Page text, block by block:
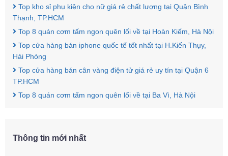
Top kho sỉ phụ kiện cho nữ giá rẻ chất lượng tại Quận Bình
Thạnh, TP.HCM
Top 8 quán cơm tấm ngon quên lối về tại Hoàn Kiếm, Hà Nội
Top cửa hàng bán iphone quốc tế tốt nhất tại H.Kiến Thụy,
Hải Phòng
Top cửa hàng bán cân vàng điện tử giá rẻ uy tín tại Quận 6
TP.HCM
Top 8 quán cơm tấm ngon quên lối về tại Ba Vì, Hà Nội
Thông tin mới nhất